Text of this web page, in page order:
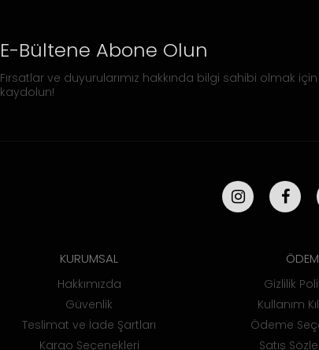
E-Bültene Abone Olun
Fırsatlar ve duyurularımız hakkında bilgi sahibi olmak için
kaydolun!
KURUMSAL
Hakkımızda
Güvenlik
Teslimat ve İade Şartları
Kargo Seçenekleri
Gizlilik
Kullanım
Ödeme
Satış